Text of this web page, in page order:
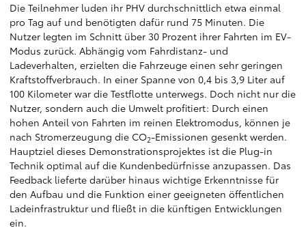
Die Teilnehmer luden ihr PHV durchschnittlich etwa einmal
pro Tag auf und benötigten dafür rund 75 Minuten. Die
Nutzer legten im Schnitt über 30 Prozent ihrer Fahrten im EV-
Modus zurück. Abhängig vom Fahrdistanz- und
Ladeverhalten, erzielten die Fahrzeuge einen sehr geringen
Kraftstoffverbrauch. In einer Spanne von 0,4 bis 3,9 Liter auf
100 Kilometer war die Testflotte unterwegs. Doch nicht nur die
Nutzer, sondern auch die Umwelt profitiert: Durch einen
hohen Anteil von Fahrten im reinen Elektromodus, können je
nach Stromerzeugung die CO2-Emissionen gesenkt werden.
Hauptziel dieses Demonstrationsprojektes ist die Plug-in
Technik optimal auf die Kundenbedürfnisse anzupassen. Das
Feedback lieferte darüber hinaus wichtige Erkenntnisse für
den Aufbau und die Funktion einer geeigneten öffentlichen
Ladeinfrastruktur und fließt in die künftigen Entwicklungen
ein.